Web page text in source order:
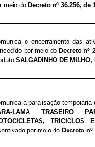
meio do Decreto nº 36.256, de
o encerramento das
por meio do Decreto nº
SALGADINHO DE MILHO,
a paralisação
LAMA TRASEIRO
TRICICLOS
por meio do Decreto